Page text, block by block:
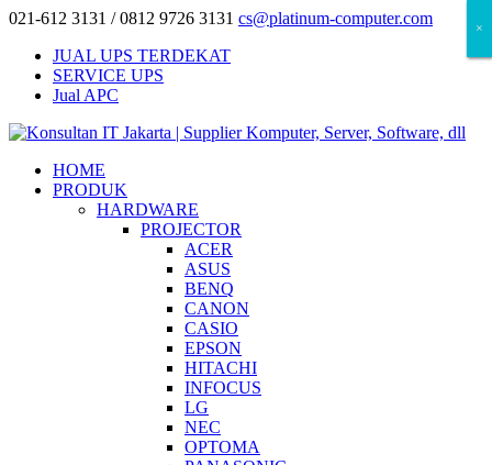
021-612 3131 / 0812 9726 3131 cs@platinum-computer.com
JUAL UPS TERDEKAT
SERVICE UPS
Jual APC
HOME
PRODUK
HARDWARE
PROJECTOR
ACER
ASUS
BENQ
CANON
CASIO
EPSON
HITACHI
INFOCUS
LG
NEC
OPTOMA
×
×
×